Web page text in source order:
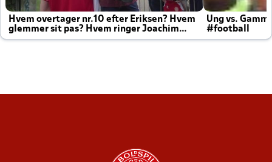
Hvem overtager nr.10 efter Eriksen? Hvem
glemmer sit pas? Hvem ringer Joachim
altid til efter kampe?
Ung vs.
#football